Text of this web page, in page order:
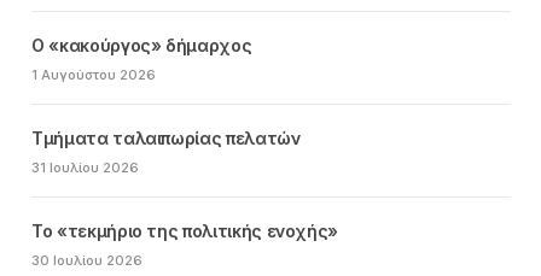
Ο «κακούργος» δήμαρχος
1 Αυγούστου 2026
Τμήματα ταλαιπωρίας πελατών
31 Ιουλίου 2026
Το «τεκμήριο της πολιτικής ενοχής»
30 Ιουλίου 2026